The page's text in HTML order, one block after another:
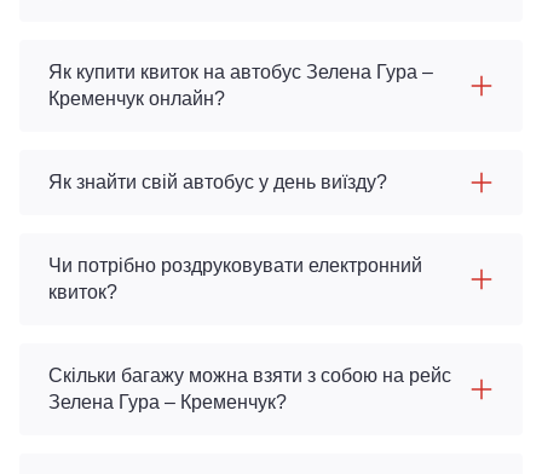
Як купити квиток на автобус Зелена Гура –
Кременчук онлайн?
Як знайти свій автобус у день виїзду?
Чи потрібно роздруковувати електронний
квиток?
Скільки багажу можна взяти з собою на рейс
Зелена Гура – Кременчук?